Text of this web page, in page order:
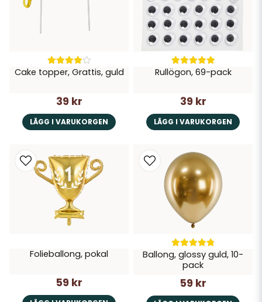
Cake topper, Grattis, guld
39 kr
LÄGG I VARUKORGEN
Rullögon, 69-pack
39 kr
LÄGG I VARUKORGEN
Folieballong, pokal
59 kr
Ballong, glossy guld, 10-
pack
59 kr